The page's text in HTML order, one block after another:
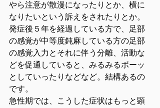
やら注意が散漫になったりとか、横に
なりたいという訴えをされたりとか。
発症後５年を経過している方で、足部
の感覚が中等度鈍麻している方の足部
の感覚入力とそれに伴う分離、活動な
どを促通していると、みるみるボーッ
としていったりなどなど。結構あるの
です。
急性期では、こうした症状はもっと顕